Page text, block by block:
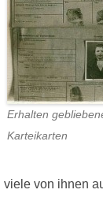
Erhalten
Karteikarten
viele von ihnen